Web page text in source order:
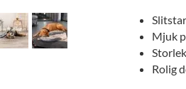
Mjuk
Rolig